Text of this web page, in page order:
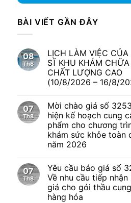
BÀI VIẾT GẦN ĐÂY
08
Th8
LỊCH LÀM VIỆC CỦA
SĨ KHU KHÁM CHỮA
CHẤT LƯỢNG CAO
(10/8/2026 – 16/8/
07
Th8
Mời chào giá số
hiện kế hoạch cung
phẩm cho chương
khám sức khỏe toàn
năm 2026
07
Th8
Yêu cầu báo giá số
Về nhu cầu tiếp nhận
giá cho gói thầu
hàng hóa